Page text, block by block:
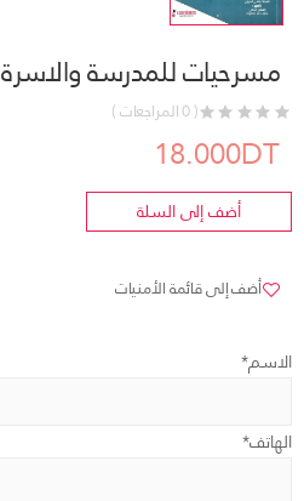
مسرحيات للمدرسة والاسرة
( 0 المراجعات )
18.000DT
أضف إلى السلة
أضف إلى قائمة الأمنيات
الاسم*
الهاتف*